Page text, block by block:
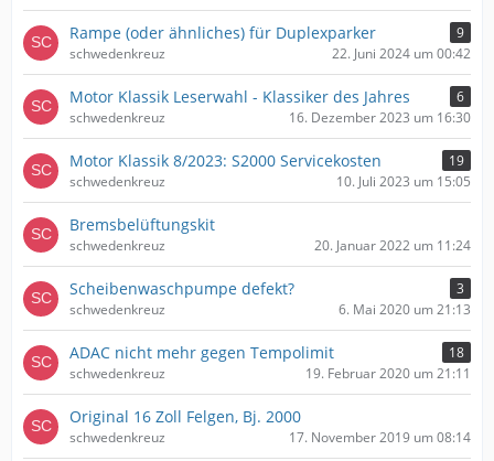
Rampe (oder ähnliches) für Duplexparker
9
schwedenkreuz
22. Juni 2024 um 00:42
Motor Klassik Leserwahl - Klassiker des Jahres
6
schwedenkreuz
16. Dezember 2023 um 16:30
Motor Klassik 8/2023: S2000 Servicekosten
19
schwedenkreuz
10. Juli 2023 um 15:05
Bremsbelüftungskit
schwedenkreuz 20. Januar 2022 um 11:24
Scheibenwaschpumpe defekt?
3
schwedenkreuz
6. Mai 2020 um 21:13
ADAC nicht mehr gegen Tempolimit
18
schwedenkreuz
19. Februar 2020 um 21:11
Original 16 Zoll Felgen, Bj. 2000
schwedenkreuz 17. November 2019 um 08:14